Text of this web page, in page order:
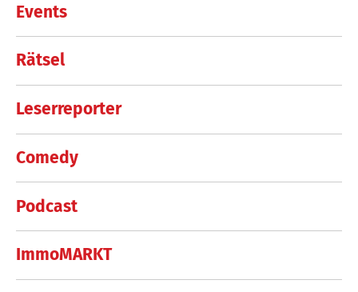
Events
Rätsel
Leserreporter
Comedy
Podcast
ImmoMARKT